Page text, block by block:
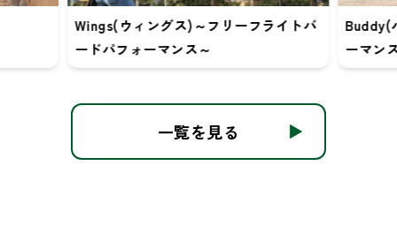
Wings(ウィングス)～フリーフライトバ
ードパフォーマンス～
Buddy(
ーマン
一覧を見る